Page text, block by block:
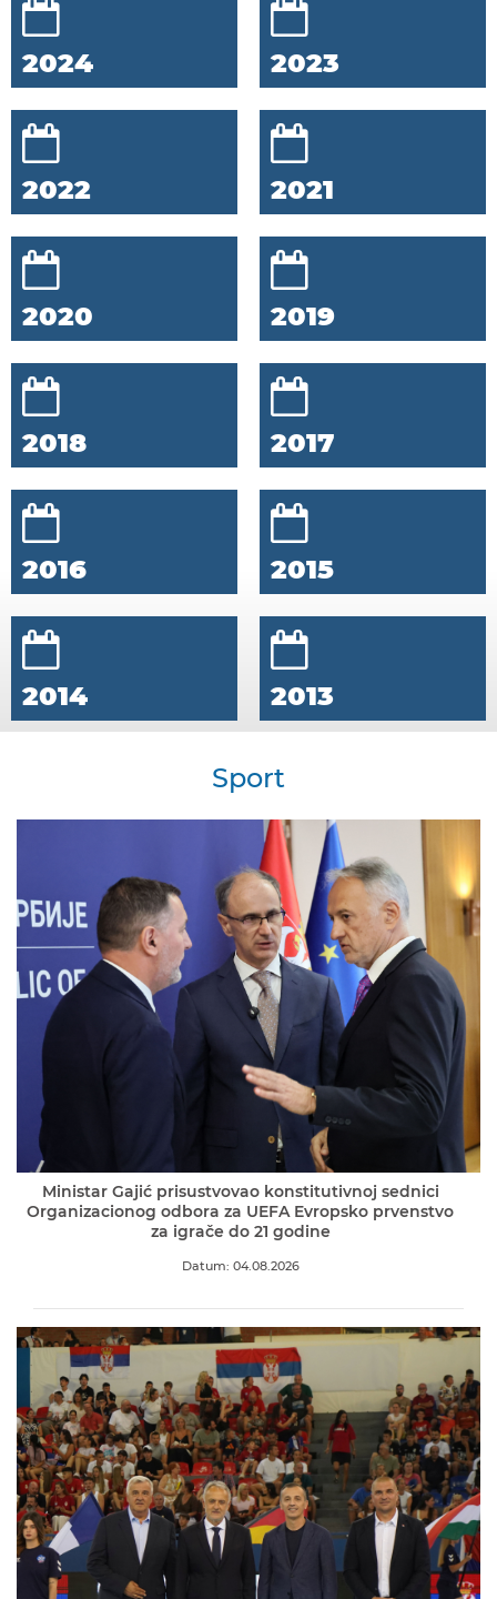
2024 2023
2022 2021
2020 2019
2018 2017
2016 2015
2014 2013
Sport
Ministar Gajić prisustvovao konstitutivnoj sednici
Organizacionog odbora za UEFA Evropsko prvenstvo
za igrače do 21 godine
Datum: 04.08.2026